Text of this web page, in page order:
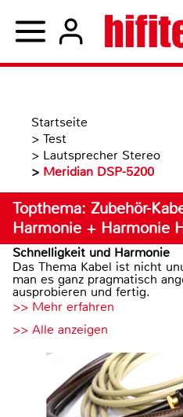
Startseite
> Test
> Lautsprecher Stereo
> Meridian DSP-5200
Topthema: Zubehör-
Harmonie + Harmonie
Schnelligkeit und Harmonie
Das Thema Kabel ist nicht
man es ganz pragmatisch
ausprobieren und fertig.
>> Mehr erfahren
>> Alle anzeigen